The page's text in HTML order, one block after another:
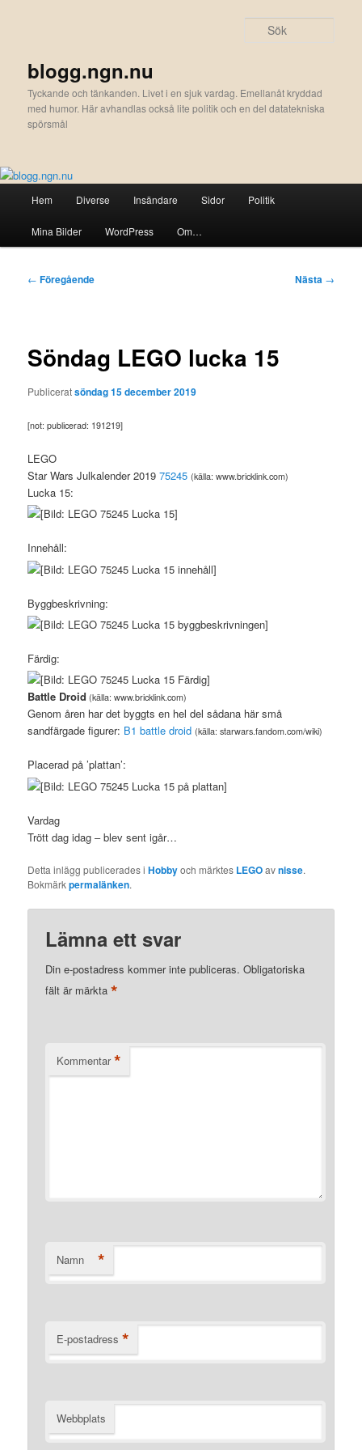
blogg.ngn.nu
Tyckande och tänkanden. Livet i en sjuk vardag. Emellanåt kryddad
med humor. Här avhandlas också lite politik och en del datatekniska
spörsmål
Hem Diverse Insändare Sidor Politik
Mina Bilder WordPress Om…
Inläggsnavigering
← Föregående Nästa →
Söndag LEGO lucka 15
Publiceratsöndag 15 december 2019
[not: publicerad: 191219]
LEGO
Star Wars Julkalender 201975245 (källa: www.bricklink.com)
Lucka 15:
Innehåll:
Byggbeskrivning:
Färdig:
Battle Droid (källa: www.bricklink.com)
Genom åren har det byggts en hel del sådana här små
sandfärgade figurer: B1 battle droid (källa: starwars.fandom.com/wiki)
Placerad på ’plattan’:
Vardag
Trött dag idag – blev sent igår…
Detta inlägg publicerades iHobbyoch märktes LEGOavnisse.
Bokmärkpermalänken.
Lämna ett svar
Din e-postadress kommer inte publiceras. Obligatoriska
fält är märkta*
Kommentar *
Namn *
E-postadress *
Webbplats